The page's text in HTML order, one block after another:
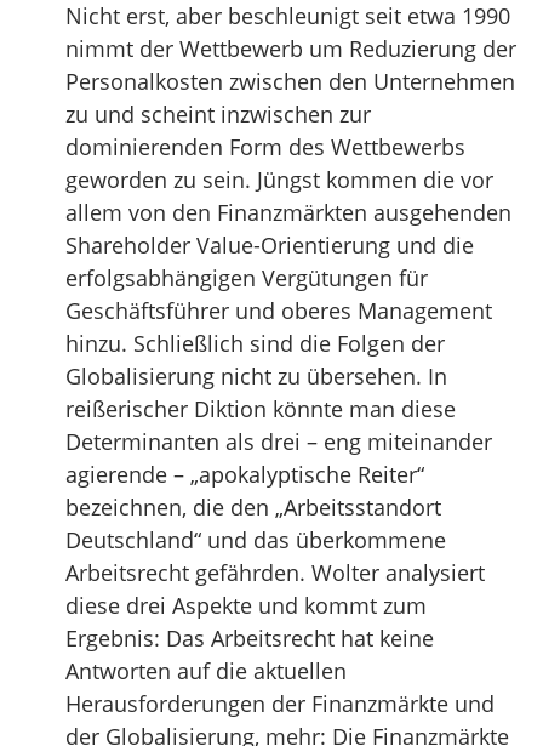
Nicht erst, aber beschleunigt seit etwa 1990
nimmt der Wettbewerb um Reduzierung der
Personalkosten zwischen den Unternehmen
zu und scheint inzwischen zur
dominierenden Form des Wettbewerbs
geworden zu sein. Jüngst kommen die vor
allem von den Finanzmärkten ausgehenden
Shareholder Value-Orientierung und die
erfolgsabhängigen Vergütungen für
Geschäftsführer und oberes Management
hinzu. Schließlich sind die Folgen der
Globalisierung nicht zu übersehen. In
reißerischer Diktion könnte man diese
Determinanten als drei – eng miteinander
agierende – „apokalyptische Reiter“
bezeichnen, die den „Arbeitsstandort
Deutschland“ und das überkommene
Arbeitsrecht gefährden. Wolter analysiert
diese drei Aspekte und kommt zum
Ergebnis: Das Arbeitsrecht hat keine
Antworten auf die aktuellen
Herausforderungen der Finanzmärkte und
der Globalisierung, mehr: Die Finanzmärkte